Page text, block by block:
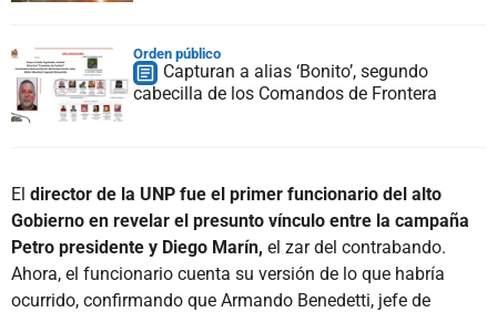
Orden público
Capturan a alias ‘Bonito’, segundo
cabecilla de los Comandos de Frontera
El director de la UNP fue el primer funcionario del alto
Gobierno en revelar el presunto vínculo entre la campaña
Petro presidente y Diego Marín, el zar del contrabando.
Ahora, el funcionario cuenta su versión de lo que habría
ocurrido, confirmando que Armando Benedetti, jefe de